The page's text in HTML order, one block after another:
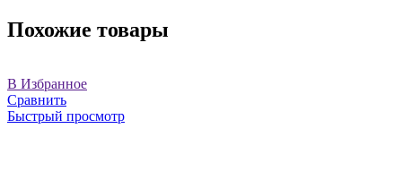
Похожие товары
В Избранное
Сравнить
Быстрый просмотр